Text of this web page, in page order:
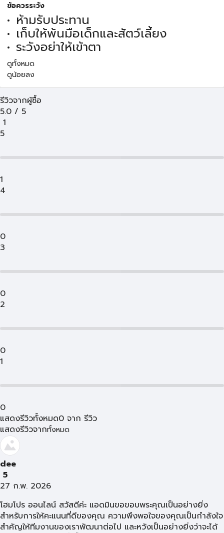
ข้อควรระวัง
ห้ามรับประทาน
เก็บให้พ้นมือเด็กและสัตว์เลี้ยง
ระวังอย่าให้เข้าตา
ดูทั้งหมด
ดูน้อยลง
รีวิวจากผู้ซื้อ
5.0 / 5
1
5
1
4
0
3
0
2
0
1
0
แสดงรีวิวทั้งหมด0 จาก รีวิว
แสดงรีวิวจากทั้งหมด
dee
5
27 ก.พ. 2026
โฮมโปร ออนไลน์ สวัสดีค่ะ แอดมินขอขอบพระคุณเป็นอย่างยิ่ง
สำหรับการให้คะแนนที่ดีของคุณ ความพึงพอใจของคุณเป็นกำลังใจ
สำคัญให้ทีมงานของเราพัฒนาต่อไป และหวังเป็นอย่างยิ่งว่าจะได้